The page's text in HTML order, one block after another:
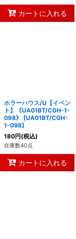
カートに入れる
ホラーハウス/U【イベン
ト】《UA01BT/CGH-1-
098》
[UA01BT/CGH-
1-098]
180円(税込)
在庫数40点
カートに入れる